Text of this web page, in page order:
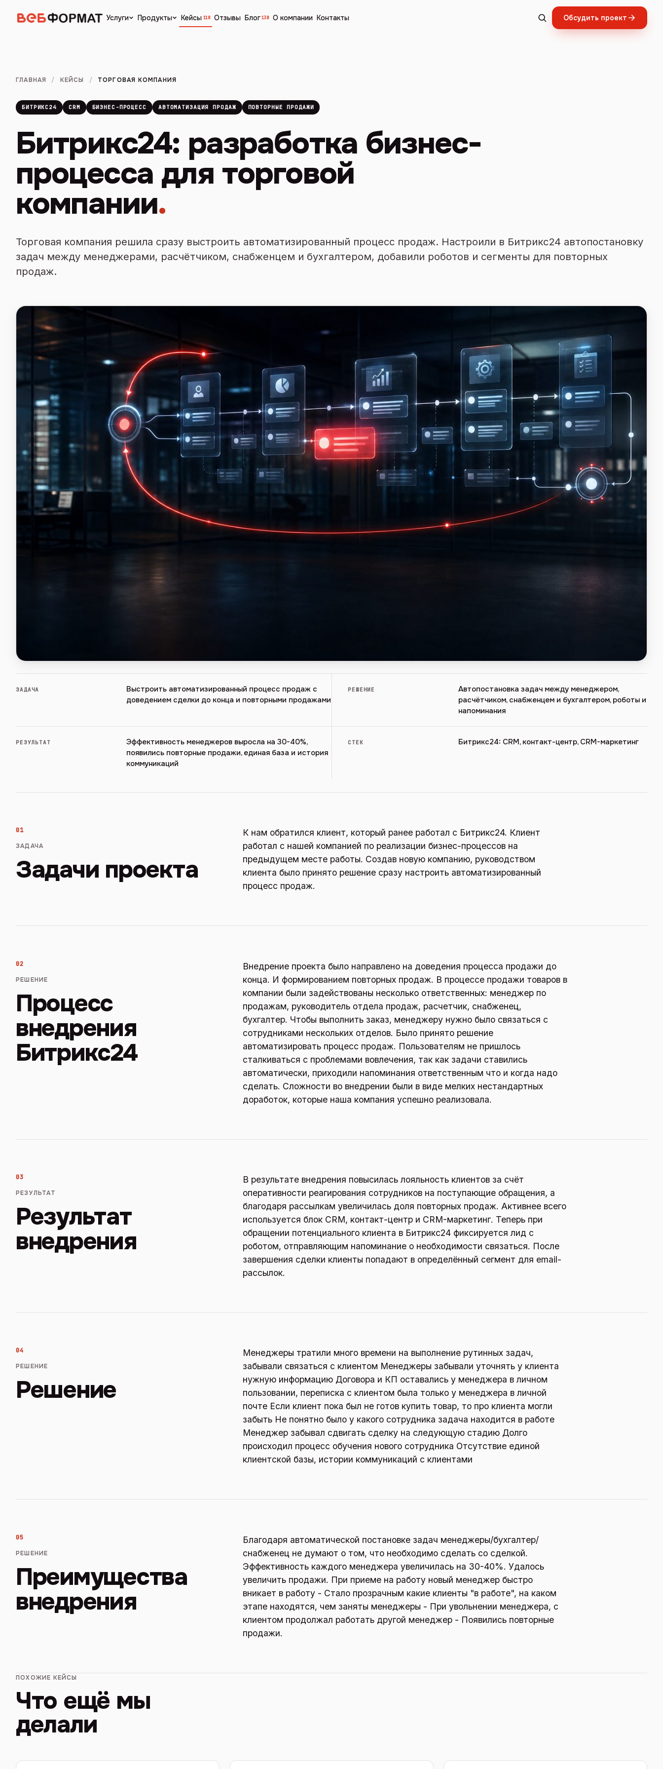
Услуги Продукты Кейсы 118 Отзывы Блог 138 О компании Контакты Обсудить проект
ГЛАВНАЯ / КЕЙСЫ / ТОРГОВАЯ КОМПАНИЯ
БИТРИКС24 CRM БИЗНЕС-ПРОЦЕСС АВТОМАТИЗАЦИЯ ПРОДАЖ ПОВТОРНЫЕ ПРОДАЖИ
Битрикс24: разработка бизнес-
процесса для торговой
компании.
Торговая компания решила сразу выстроить автоматизированный процесс продаж. Настроили в Битрикс24 автопостановку
задач между менеджерами, расчётчиком, снабженцем и бухгалтером, добавили роботов и сегменты для повторных
продаж.
ЗАДАЧА
Выстроить автоматизированный процесс продаж с
доведением сделки до конца и повторными продажами
РЕШЕНИЕ
Автопостановка задач между менеджером,
расчётчиком, снабженцем и бухгалтером, роботы и
напоминания
РЕЗУЛЬТАТ
Эффективность менеджеров выросла на 30-40%,
появились повторные продажи, единая база и история
коммуникаций
СТЕК Битрикс24: CRM, контакт-центр, CRM-маркетинг
01
ЗАДАЧА
Задачи проекта
К нам обратился клиент, который ранее работал с Битрикс24. Клиент
работал с нашей компанией по реализации бизнес-процессов на
предыдущем месте работы. Создав новую компанию, руководством
клиента было принято решение сразу настроить автоматизированный
процесс продаж.
02
РЕШЕНИЕ
Процесс
внедрения
Битрикс24
Внедрение проекта было направлено на доведения процесса продажи до
конца. И формированием повторных продаж. В процессе продажи товаров в
компании были задействованы несколько ответственных: менеджер по
продажам, руководитель отдела продаж, расчетчик, снабженец,
бухгалтер. Чтобы выполнить заказ, менеджеру нужно было связаться с
сотрудниками нескольких отделов. Было принято решение
автоматизировать процесс продаж. Пользователям не пришлось
сталкиваться с проблемами вовлечения, так как задачи ставились
автоматически, приходили напоминания ответственным что и когда надо
сделать. Сложности во внедрении были в виде мелких нестандартных
доработок, которые наша компания успешно реализовала.
03
РЕЗУЛЬТАТ
Результат
внедрения
В результате внедрения повысилась лояльность клиентов за счёт
оперативности реагирования сотрудников на поступающие обращения, а
благодаря рассылкам увеличилась доля повторных продаж. Активнее всего
используется блок CRM, контакт-центр и CRM-маркетинг. Теперь при
обращении потенциального клиента в Битрикс24 фиксируется лид с
роботом, отправляющим напоминание о необходимости связаться. После
завершения сделки клиенты попадают в определённый сегмент для email-
рассылок.
04
РЕШЕНИЕ
Решение
Менеджеры тратили много времени на выполнение рутинных задач,
забывали связаться с клиентом Менеджеры забывали уточнять у клиента
нужную информацию Договора и КП оставались у менеджера в личном
пользовании, переписка с клиентом была только у менеджера в личной
почте Если клиент пока был не готов купить товар, то про клиента могли
забыть Не понятно было у какого сотрудника задача находится в работе
Менеджер забывал сдвигать сделку на следующую стадию Долго
происходил процесс обучения нового сотрудника Отсутствие единой
клиентской базы, истории коммуникаций с клиентами
05
РЕШЕНИЕ
Преимущества
внедрения
Благодаря автоматической постановке задач менеджеры/бухгалтер/
снабженец не думают о том, что необходимо сделать со сделкой.
Эффективность каждого менеджера увеличилась на 30-40%. Удалось
увеличить продажи. При приеме на работу новый менеджер быстро
вникает в работу - Стало прозрачным какие клиенты "в работе", на каком
этапе находятся, чем заняты менеджеры - При увольнении менеджера, с
клиентом продолжал работать другой менеджер - Появились повторные
продажи.
ПОХОЖИЕ КЕЙСЫ
Что ещё мы
делали